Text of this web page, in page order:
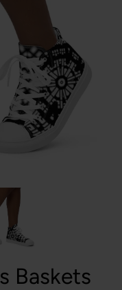
Baskets